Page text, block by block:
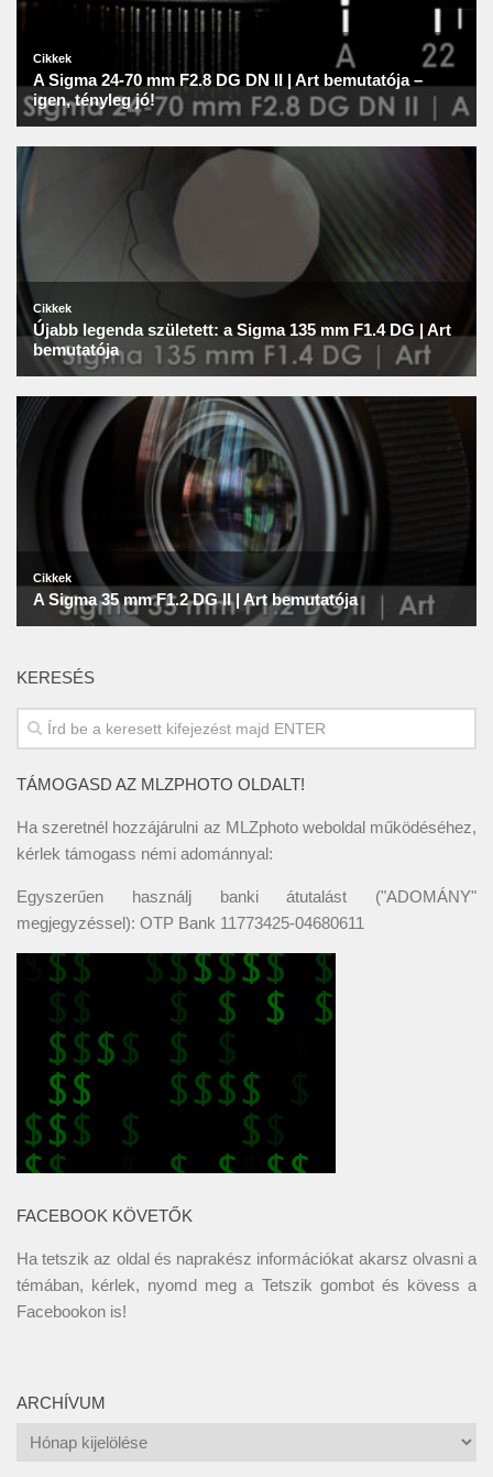
KERESÉS
TÁMOGASD AZ MLZPHOTO OLDALT!
Ha szeretnél hozzájárulni az MLZphoto weboldal működéséhez,
kérlek támogass némi adománnyal:
Egyszerűen használj banki átutalást ("ADOMÁNY"
megjegyzéssel): OTP Bank 11773425-04680611
FACEBOOK KÖVETŐK
Ha tetszik az oldal és naprakész információkat akarsz olvasni a
témában, kérlek, nyomd meg a Tetszik gombot és kövess a
Facebookon is!
ARCHÍVUM
Archívum